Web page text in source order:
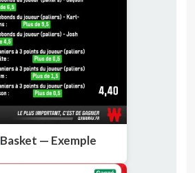
Basket — Exemple